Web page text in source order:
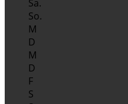
Sa.
So.
M
D
M
D
F
S